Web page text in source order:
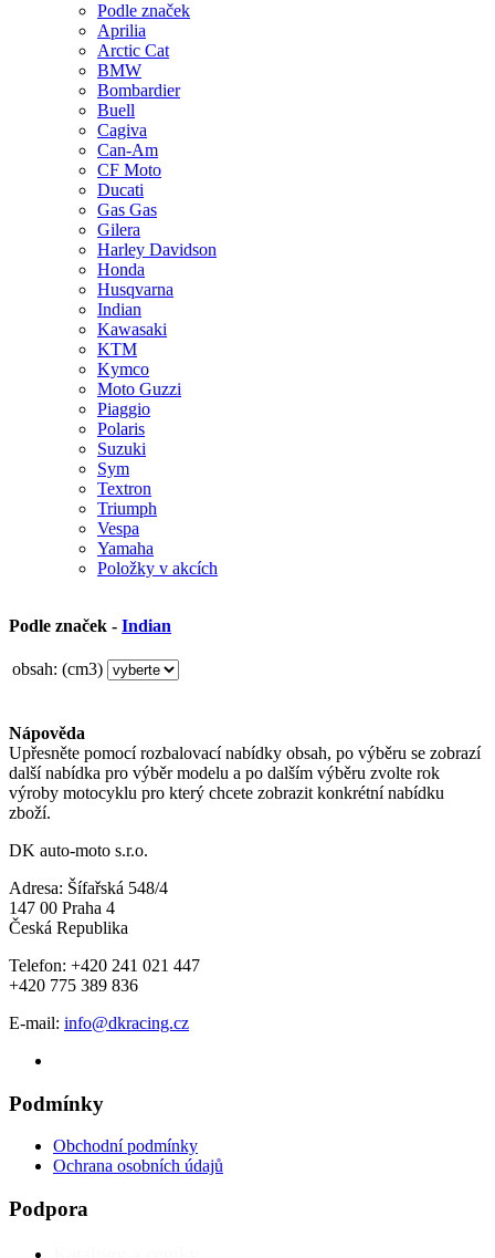
Podle značek
Aprilia
Arctic Cat
BMW
Bombardier
Buell
Cagiva
Can-Am
CF Moto
Ducati
Gas Gas
Gilera
Harley Davidson
Honda
Husqvarna
Indian
Kawasaki
KTM
Kymco
Moto Guzzi
Piaggio
Polaris
Suzuki
Sym
Textron
Triumph
Vespa
Yamaha
Položky v akcích
Podle značek - Indian
obsah: (cm3)
Nápověda
Upřesněte pomocí rozbalovací nabídky obsah, po výběru se zobrazí
další nabídka pro výběr modelu a po dalším výběru zvolte rok
výroby motocyklu pro který chcete zobrazit konkrétní nabídku
zboží.
DK auto-moto s.r.o.
Adresa: Šífařská 548/4
147 00 Praha 4
Česká Republika
Telefon: +420 241 021 447
+420 775 389 836
E-mail: info@dkracing.cz
Podmínky
Obchodní podmínky
Ochrana osobních údajů
Podpora